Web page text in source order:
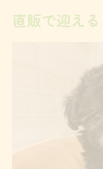
トイプー
トイプー
イント
健康と性格重
トイプー
らではの方
性格を重
直販で迎え